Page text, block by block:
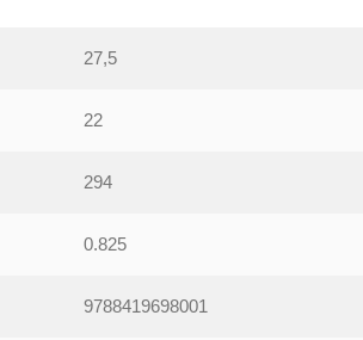
27,5
22
294
0.825
9788419698001